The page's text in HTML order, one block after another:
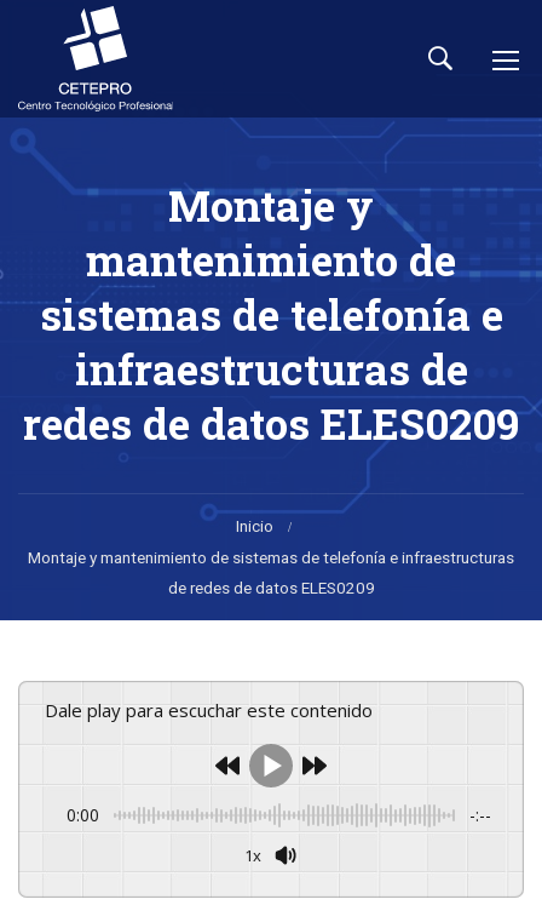
Montaje y
mantenimiento de
sistemas de telefonía e
infraestructuras de
redes de datos ELES0209
Inicio
Montaje y mantenimiento de sistemas de telefonía e infraestructuras
de redes de datos ELES0209
Dale play para escuchar este contenido
0:00 -:--
1x